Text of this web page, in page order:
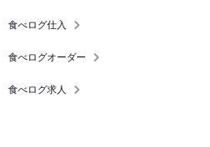
食べログ仕入
食べログオーダー
食べログ求人